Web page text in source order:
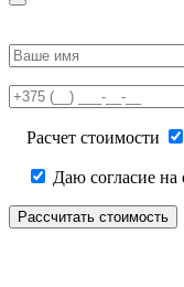
leave
field
empty.
Расчет стоимости
Даю согласие